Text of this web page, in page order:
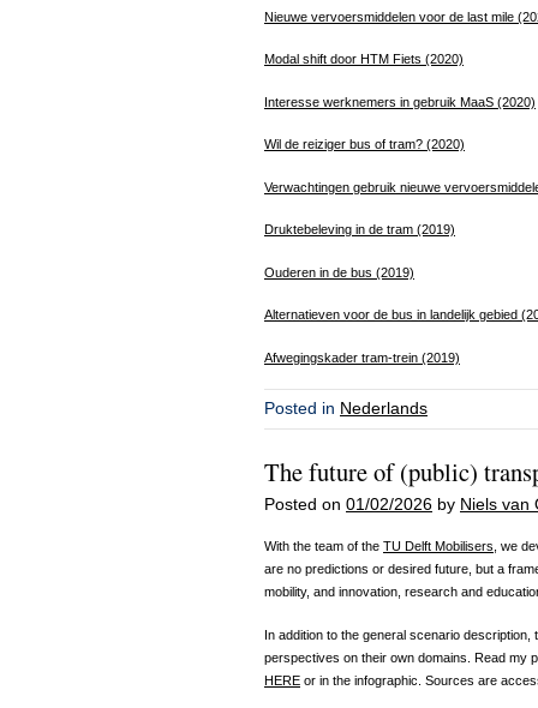
Nieuwe vervoersmiddelen voor de last mile
Modal shift door HTM Fiets (2020)
Interesse werknemers in gebruik MaaS (2020)
Wil de reiziger bus of tram? (2020)
Verwachtingen gebruik nieuwe
Druktebeleving in de tram (2019)
Ouderen in de bus (2019)
Alternatieven voor de bus in landelijk gebied
Afwegingskader tram-trein (2019)
Posted in Nederlands
The future of (public)
Posted on 01/02/2026 by Niels van
With the team of the TU Delft Mobilisers , we
are no predictions or desired future, but a
mobility, and innovation, research and
In addition to the general scenario
perspectives on their own domains. Read my
HERE or in the infographic. Sources are